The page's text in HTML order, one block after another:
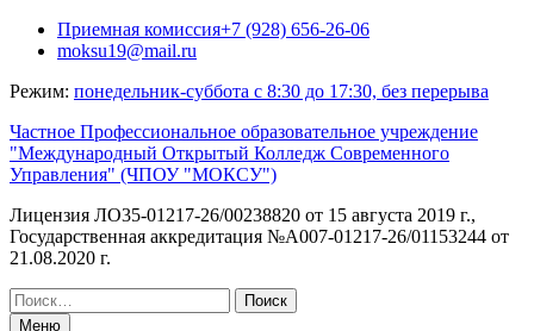
ПерейтиПриемная комиссия+7 (928) 656-26-06
moksu19@mail.ru
Режим: понедельник-суббота с 8:30 до 17:30, без перерыва
Частное Профессиональное образовательное учреждение
"Международный Открытый Колледж Современного
Управления" (ЧПОУ "МОКСУ")
Лицензия ЛО35-01217-26/00238820 от 15 августа 2019 г.,
Государственная аккредитация №А007-01217-26/01153244 от
21.08.2020 г.
Искать:
Меню